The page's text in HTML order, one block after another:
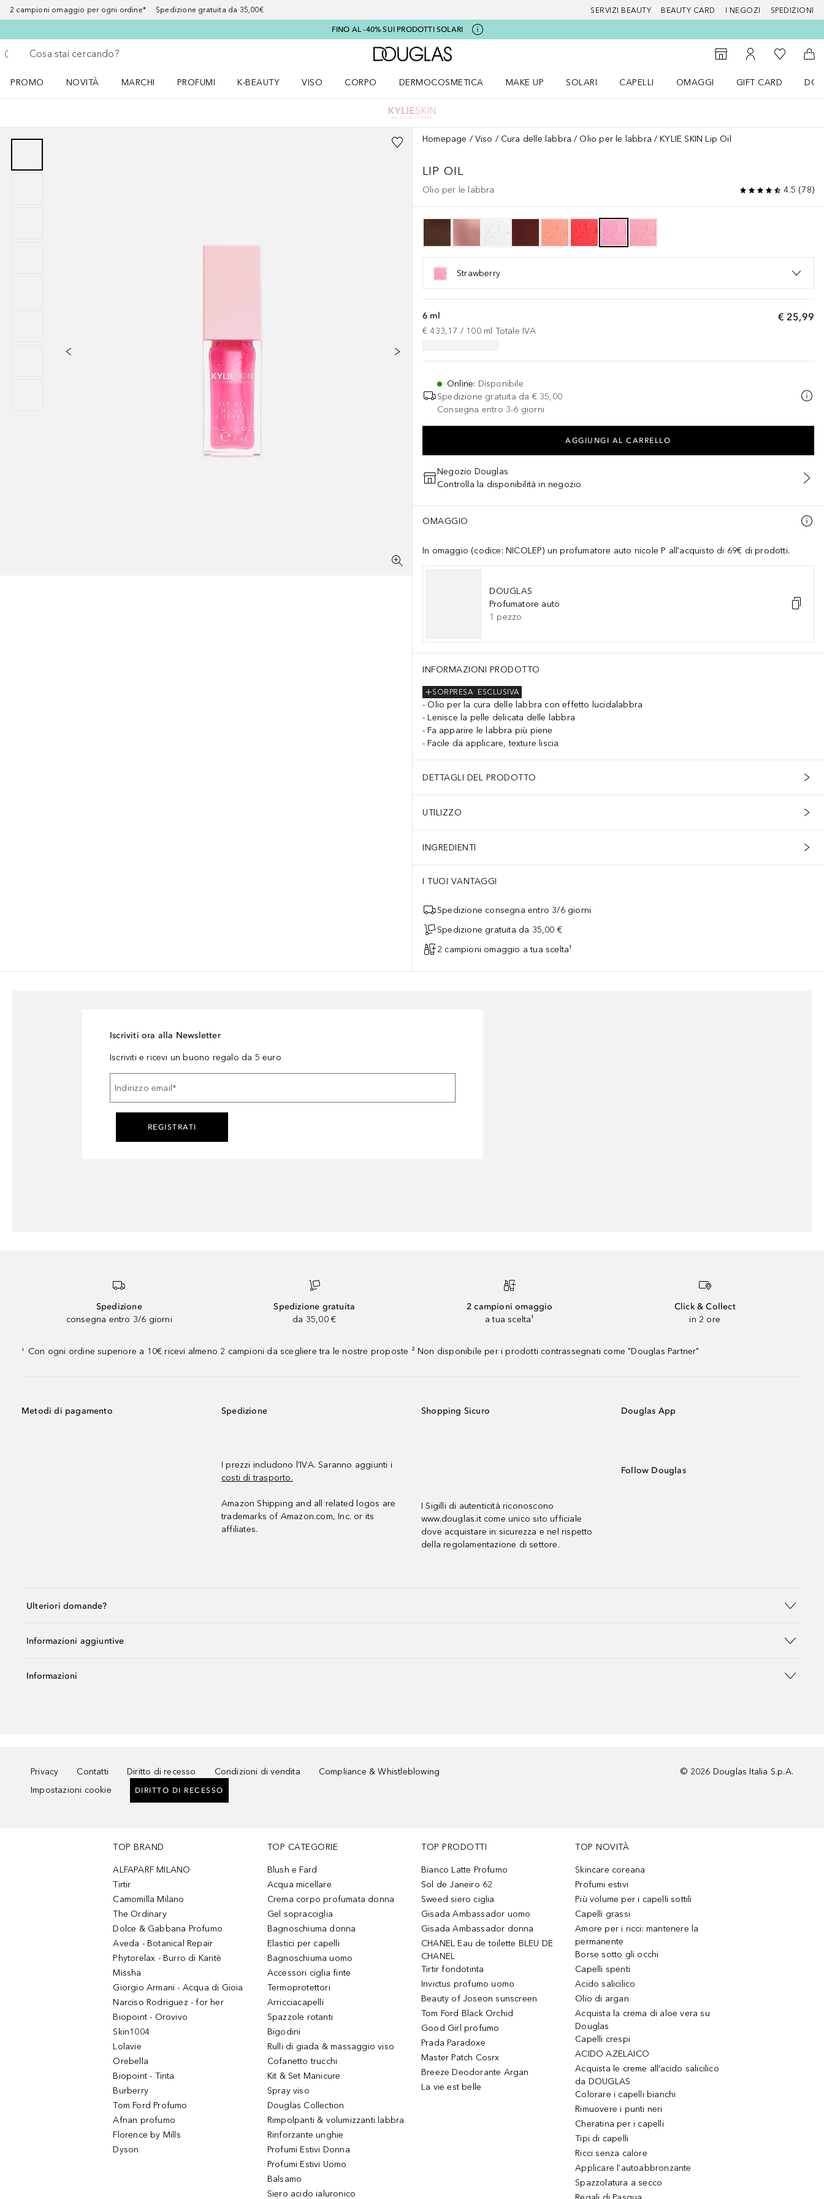
2 campioni omaggio per ogni ordine* Spedizione gratuita da 35,00€ SERVIZI BEAUTY BEAUTY CARD I NEGOZI SPEDIZIONI
FINO AL -40% SUI PRODOTTI SOLARI
Torna indietro
Esegui ricerca
A Douglas Home
StorefinderAl Mio Account
Alla Mia
Al
PROMO
NOVITÀ
MARCHI
PROFUMI
K-BEAUTY
VISO
CORPO
DERMOCOSMETICA
MAKE UP
SOLARI
CAPELLI
OMAGGI
GIFT CARD
Homepage Viso Cura delle labbra Olio per le labbra KYLIE SKIN Lip Oil
LIP OIL
Olio per le labbra 4.5 (78)
Strawberry
€ 25,99
6 ml
€ 433,17 / 100 ml Totale IVA
Online: Disponibile
Spedizione gratuita da € 35,00
Consegna entro 3-6 giorni
AGGIUNGI AL CARRELLO
Negozio Douglas
Controlla la disponibilità in negozio
OMAGGIO
In omaggio (codice: NICOLEP) un profumatore auto nicole P all'acquisto di 69€ di prodotti.
DOUGLAS
Profumatore auto
1 pezzo
INFORMAZIONI PRODOTTO
ESCLUSIVA
SORPRESA
Olio per la cura delle labbra con effetto lucidalabbra
Lenisce la pelle delicata delle labbra
Fa apparire le labbra più piene
Facile da applicare, texture liscia
DETTAGLI DEL PRODOTTO
UTILIZZO
INGREDIENTI
I TUOI VANTAGGI
Spedizione consegna entro 3/6 giorni
Spedizione gratuita da 35,00 €
2 campioni omaggio a tua scelta¹
Iscriviti ora alla Newsletter
Iscriviti e ricevi un buono regalo da 5 euro
Indirizzo email *
REGISTRATI
Spedizione
consegna entro 3/6 giorni
Spedizione gratuita
da 35,00 €
2 campioni omaggio
a tua scelta¹
Click & Collect
in 2 ore
¹ Con ogni ordine superiore a 10€ ricevi almeno 2 campioni da scegliere tra le nostre proposte ² Non disponibile per i prodotti contrassegnati come "Douglas Partner"
Metodi di pagamento Spedizione
I prezzi includono l’IVA. Saranno aggiunti i
costi di trasporto.
Amazon Shipping and all related logos are
trademarks of Amazon.com, Inc. or its
affiliates.
Shopping Sicuro
I Sigilli di autenticità riconoscono
www.douglas.it come unico sito ufficiale
dove acquistare in sicurezza e nel rispetto
della regolamentazione di settore.
Douglas App
Follow Douglas
Ulteriori domande?
Informazioni aggiuntive
Informazioni
Privacy Contatti Diritto di recesso Condizioni di vendita
Compliance & Whistleblowing
Impostazioni cookie
DIRITTO DI RECESSO
© 2026 Douglas Italia S.p.A.
TOP BRAND
ALFAPARF MILANO
Tirtir
Camomilla Milano
The Ordinary
Dolce & Gabbana Profumo
Aveda - Botanical Repair
Phytorelax - Burro di Karitè
Missha
Giorgio Armani - Acqua di Gioia
Narciso Rodriguez - for her
Biopoint - Orovivo
Skin1004
Lolavie
Orebella
Biopoint - Tinta
Burberry
Tom Ford Profumo
Afnan profumo
Florence by Mills
Dyson
TOP CATEGORIE
Blush e Fard
Acqua micellare
Crema corpo profumata donna
Gel sopracciglia
Bagnoschiuma donna
Elastici per capelli
Bagnoschiuma uomo
Accessori ciglia finte
Termoprotettori
Arricciacapelli
Spazzole rotanti
Bigodini
Rulli di giada & massaggio viso
Cofanetto trucchi
Kit & Set Manicure
Spray viso
Douglas Collection
Rimpolpanti & volumizzanti labbra
Rinforzante unghie
Profumi Estivi Donna
Profumi Estivi Uomo
Balsamo
Siero acido ialuronico
TOP PRODOTTI
Bianco Latte Profumo
Sol de Janeiro 62
Sweed siero ciglia
Gisada Ambassador uomo
Gisada Ambassador donna
CHANEL Eau de toilette BLEU DE
CHANEL
Tirtir fondotinta
Invictus profumo uomo
Beauty of Joseon sunscreen
Tom Ford Black Orchid
Good Girl profumo
Prada Paradoxe
Master Patch Cosrx
Breeze Deodorante Argan
La vie est belle
TOP NOVITÀ
Skincare coreana
Profumi estivi
Più volume per i capelli sottili
Capelli grassi
Amore per i ricci: mantenere la
permanente
Borse sotto gli occhi
Capelli spenti
Acido salicilico
Olio di argan
Acquista la crema di aloe vera su
Douglas
Capelli crespi
ACIDO AZELAICO
Acquista le creme all’acido salicilico
da DOUGLAS
Colorare i capelli bianchi
Rimuovere i punti neri
Cheratina per i capelli
Tipi di capelli
Ricci senza calore
Applicare l'autoabbronzante
Spazzolatura a secco